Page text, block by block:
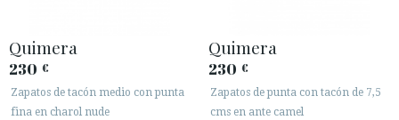
Quimera
230 €
Zapatos de tacón medio con punta
fina en charol nude
Quimera
230 €
Zapatos de punta con tacón de 7,5
cms en ante camel